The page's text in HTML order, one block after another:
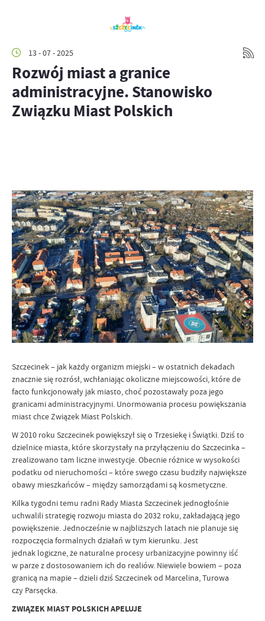
13 - 07 - 2025
Rozwój miast a granice
administracyjne. Stanowisko
Związku Miast Polskich
Szczecinek – jak każdy organizm miejski – w ostatnich dekadach
znacznie się rozrósł, wchłaniając okoliczne miejscowości, które de
facto funkcjonowały jak miasto, choć pozostawały poza jego
granicami administracyjnymi. Unormowania procesu powiększania
miast chce Związek Miast Polskich.
W 2010 roku Szczecinek powiększył się o Trzesiekę i Świątki. Dziś to
dzielnice miasta, które skorzystały na przyłączeniu do Szczecinka –
zrealizowano tam liczne inwestycje. Obecnie różnice w wysokości
podatku od nieruchomości – które swego czasu budziły największe
obawy mieszkańców – między samorządami są kosmetyczne.
Kilka tygodni temu radni Rady Miasta Szczecinek jednogłośnie
uchwalili strategię rozwoju miasta do 2032 roku, zakładającą jego
powiększenie. Jednocześnie w najbliższych latach nie planuje się
rozpoczęcia formalnych działań w tym kierunku. Jest
jednak logiczne, że naturalne procesy urbanizacyjne powinny iść
w parze z dostosowaniem ich do realiów. Niewiele bowiem – poza
granicą na mapie – dzieli dziś Szczecinek od Marcelina, Turowa
czy Parsęcka.
ZWIĄZEK MIAST POLSKICH APELUJE